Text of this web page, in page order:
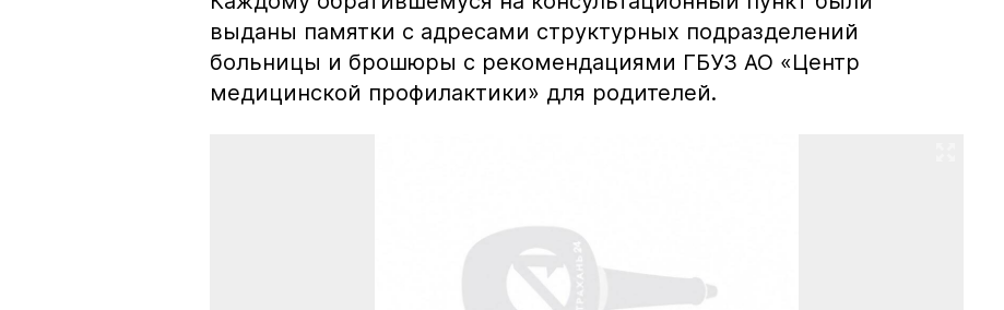
выданы памятки с адресами структурных подразделений
больницы и брошюры с рекомендациями ГБУЗ АО «Центр
медицинской профилактики» для родителей.